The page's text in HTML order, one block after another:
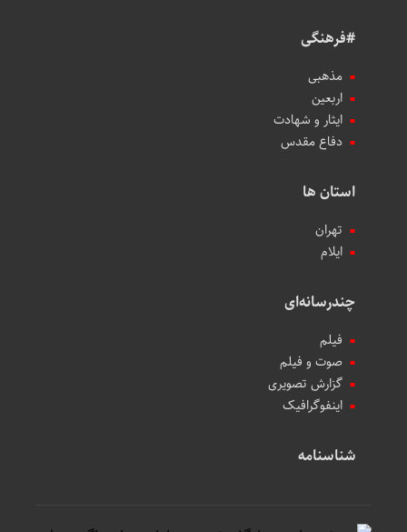
#فرهنگی
مذهبی
اربعین
ایثار و شهادت
دفاع مقدس
استان ها
تهران
ایلام
چندرسانه‌ای
فیلم
صوت و فیلم
گزارش تصویری
اینفوگرافیک
شناسنامه